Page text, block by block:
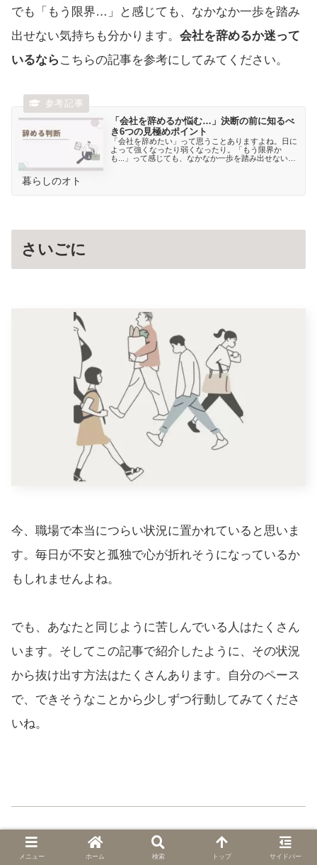
でも「もう限界…」と感じても、なかなか一歩を踏み
出せない気持ちも分かります。 会社を辞めるか迷って
いるなら こちらの記事を参考にしてみてください。
「会社を辞めるか悩む…」決断の前に知るべ
き6つの見極めポイント
「会社を辞めたい」って思うことありますよね。日に
よって強くなったり弱くなったり。「もう限界か
も...」って感じても、なかなか一歩を踏み出せない方
暮らしのオト
さいごに
今、職場で本当につらい状況に置かれていると思いま
す。毎日が不安と孤独で心が折れそうになっているか
もしれませんよね。
でも、あなたと同じように苦しんでいる人はたくさん
います。そしてこの記事で紹介したように、その状況
から抜け出す方法はたくさんあります。自分のペース
で、できそうなことから少しずつ行動してみてくださ
いね。
メニュー ホーム 検索 トップ サイドバー